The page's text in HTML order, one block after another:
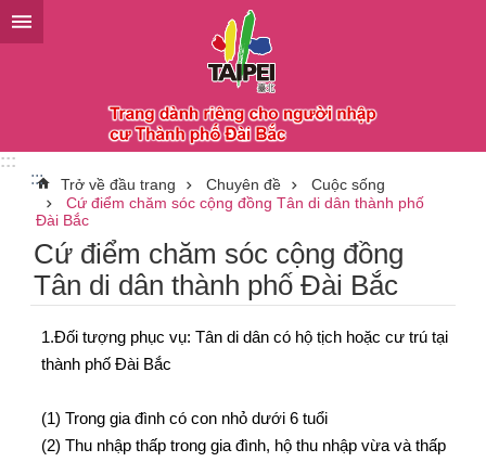
Chuyển đến khối nội dung chính
:::
:::
Trở về đầu trang Chuyên đề
Cuộc sống
Cứ điểm chăm sóc cộng đồng Tân di dân thành phố
Đài Bắc
Cứ điểm chăm sóc cộng đồng
Tân di dân thành phố Đài Bắc
1.Đối tượng phục vụ: Tân di dân có hộ tịch hoặc cư trú tại
thành phố Đài Bắc
(1) Trong gia đình có con nhỏ dưới 6 tuổi
(2) Thu nhập thấp trong gia đình, hộ thu nhập vừa và thấp